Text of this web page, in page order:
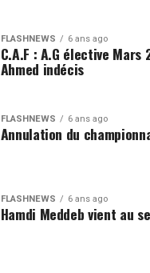
FLASHNEWS 6 ans ago
C.A.F : A.G élective Mars
Ahmed indécis
FLASHNEWS 6 ans ago
Annulation du
FLASHNEWS 6 ans ago
Hamdi Meddeb vient au